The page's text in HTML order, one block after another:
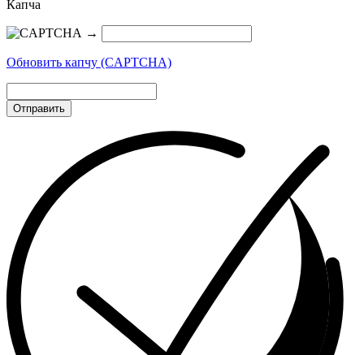
Капча
→
Обновить капчу (CAPTCHA)
Отправить